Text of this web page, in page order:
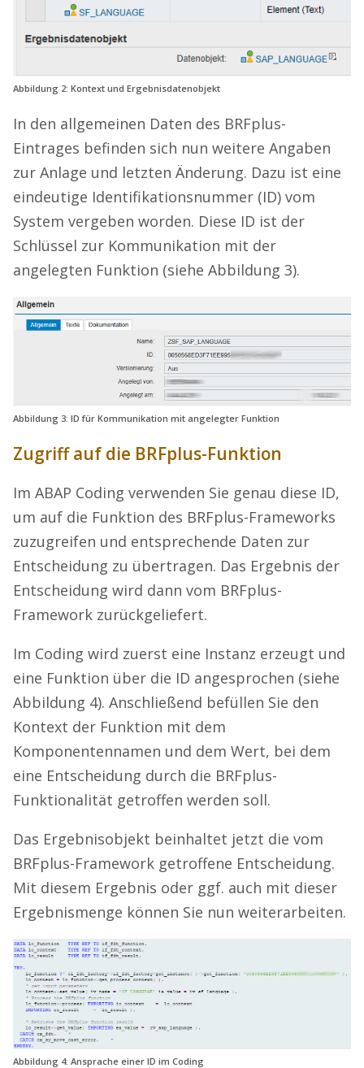
Abbildung 2: Kontext und Ergebnisdatenobjekt
In den allgemeinen Daten des BRFplus-
Eintrages befinden sich nun weitere Angaben
zur Anlage und letzten Änderung. Dazu ist eine
eindeutige Identifikationsnummer (ID) vom
System vergeben worden. Diese ID ist der
Schlüssel zur Kommunikation mit der
angelegten Funktion (siehe Abbildung 3).
Abbildung 3: ID für Kommunikation mit angelegter Funktion
Zugriff auf die BRFplus-Funktion
Im ABAP Coding verwenden Sie genau diese ID,
um auf die Funktion des BRFplus-Frameworks
zuzugreifen und entsprechende Daten zur
Entscheidung zu übertragen. Das Ergebnis der
Entscheidung wird dann vom BRFplus-
Framework zurückgeliefert.
Im Coding wird zuerst eine Instanz erzeugt und
eine Funktion über die ID angesprochen (siehe
Abbildung 4). Anschließend befüllen Sie den
Kontext der Funktion mit dem
Komponentennamen und dem Wert, bei dem
eine Entscheidung durch die BRFplus-
Funktionalität getroffen werden soll.
Das Ergebnisobjekt beinhaltet jetzt die vom
BRFplus-Framework getroffene Entscheidung.
Mit diesem Ergebnis oder ggf. auch mit dieser
Ergebnismenge können Sie nun weiterarbeiten.
Abbildung 4: Ansprache einer ID im Coding